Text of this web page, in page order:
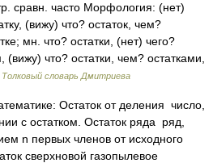
сравн. часто Морфология: (нет)
(вижу) что? остаток, чем?
мн. что? остатки, (нет) чего?
(вижу) что? остатки, чем? остатками,
Толковый словарь Дмитриева
Остаток от деления число,
с остатком. Остаток ряда ряд,
n первых членов от исходного
сверхновой газопылевое